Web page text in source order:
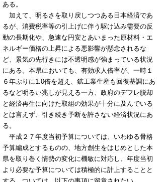
ある。
加えて、明るさを取り戻しつつある日本経済であ
るが、消費税率等の引上げに伴う駆け込み需要の反
動の長期化や、急速な円安とあいまった原材料・エ
ネルギー価格の上昇による悪影響が懸念されるな
ど、景気の先行きには不透明感が強まっている状況
にある。本県においても、有効求人倍率が、一時１
６年ぶりに1.0倍を超え、鉱工業生産も回復基調にあ
るなど明るい兆しが見える一方、政府のデフレ脱却
と経済再生に向けた取組の効果が十分に及んでいる
とは言えず、引き続き予断を許さない経済状況にあ
る。
平成２７年度当初予算については、いわゆる骨格
予算編成とするものの、地方創生をはじめとした本
県を取り巻く情勢の変化に機敏に対応し、年度当初
より必要な予算については積極的に計上することと